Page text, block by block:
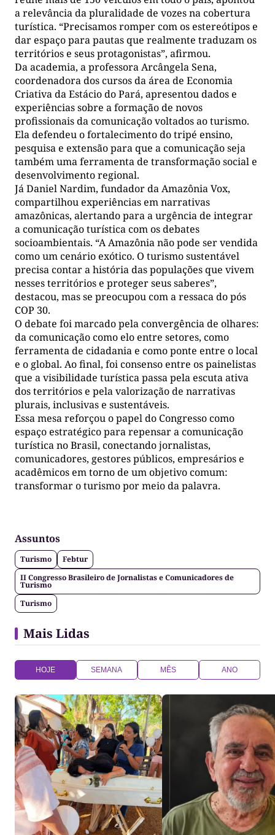
a relevância da pluralidade de vozes na cobertura
turística. “Precisamos romper com os estereótipos e
dar espaço para pautas que realmente traduzam os
territórios e seus protagonistas”, afirmou.
Da academia, a professora Arcângela Sena,
coordenadora dos cursos da área de Economia
Criativa da Estácio do Pará, apresentou dados e
experiências sobre a formação de novos
profissionais da comunicação voltados ao turismo.
Ela defendeu o fortalecimento do tripé ensino,
pesquisa e extensão para que a comunicação seja
também uma ferramenta de transformação social e
desenvolvimento regional.
Já Daniel Nardim, fundador da Amazônia Vox,
compartilhou experiências em narrativas
amazônicas, alertando para a urgência de integrar
a comunicação turística com os debates
socioambientais. “A Amazônia não pode ser vendida
como um cenário exótico. O turismo sustentável
precisa contar a história das populações que vivem
nesses territórios e proteger seus saberes”,
destacou, mas se preocupou com a ressaca do pós
COP 30.
O debate foi marcado pela convergência de olhares:
da comunicação como elo entre setores, como
ferramenta de cidadania e como ponte entre o local
e o global. Ao final, foi consenso entre os painelistas
que a visibilidade turística passa pela escuta ativa
dos territórios e pela valorização de narrativas
plurais, inclusivas e sustentáveis.
Essa mesa reforçou o papel do Congresso como
espaço estratégico para repensar a comunicação
turística no Brasil, conectando jornalistas,
comunicadores, gestores públicos, empresários e
acadêmicos em torno de um objetivo comum:
transformar o turismo por meio da palavra.
Assuntos
Turismo
Febtur
II Congresso Brasileiro de Jornalistas e Comunicadores de
Turismo
Turismo
Mais Lidas
HOJE SEMANA MÊS ANO